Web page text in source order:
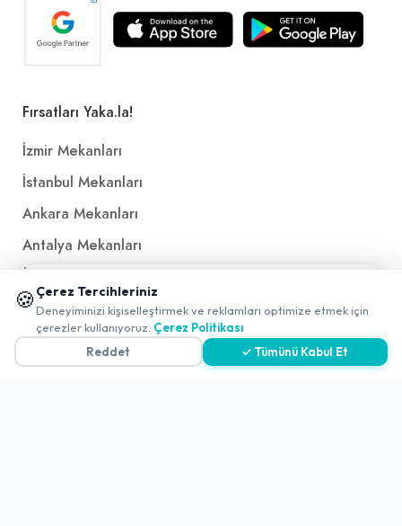
Fırsatları Yaka.la!
İzmir Mekanları
İstanbul Mekanları
Ankara Mekanları
Antalya Mekanları
Politikalar ve Şartlar
Çerez Politikası
🍪 Çerez Tercihleriniz
Deneyiminizi kişiselleştirmek ve reklamları optimize etmek için
çerezler kullanıyoruz. Çerez Politikası
Reddet
✓ Tümünü Kabul Et
📱 Mobil uygulamamızı keşfedin!
✖